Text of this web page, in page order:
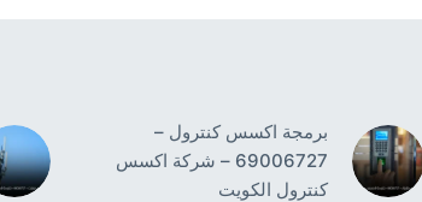
برمجة اكسس كنترول –
69006727 – شركة اكسس
كنترول الكويت